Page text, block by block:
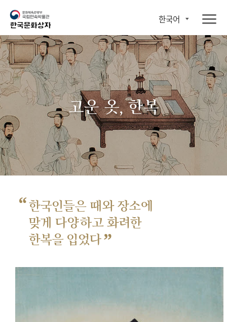
한국어
고운 옷, 한복
“한국인들은 때와 장소에
맞게 다양하고 화려한
한복을 입었다”